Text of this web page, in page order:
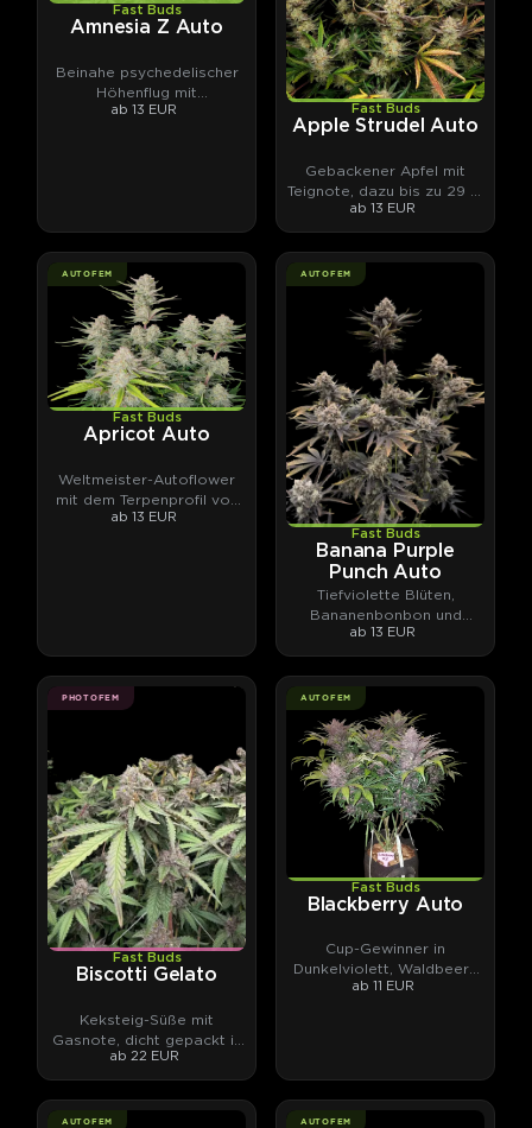
Fast Buds
Amnesia Z Auto
Beinahe psychedelischer
Höhenflug mit
Fruchtcocktail-Terpenen.
ab 13 EUR Fast Buds
Apple Strudel Auto
Gebackener Apfel mit
Teignote, dazu bis zu 29 %
THC.
ab 13 EUR
AUTOFEM
Fast Buds
Apricot Auto
Weltmeister-Autoflower
mit dem Terpenprofil von
Aprikosenmarmelade.
ab 13 EUR
AUTOFEM
Fast Buds
Banana Purple
Punch Auto
Tiefviolette Blüten,
Bananenbonbon und
Autoflower-Spitzenpotenz.
ab 13 EUR
PHOTOFEM
Fast Buds
Biscotti Gelato
Keksteig-Süße mit
Gasnote, dicht gepackt in
Harz.
ab 22 EUR
AUTOFEM
Fast Buds
Blackberry Auto
Cup-Gewinner in
Dunkelviolett, Waldbeere
und Kush.
ab 11 EUR
AUTOFEM AUTOFEM